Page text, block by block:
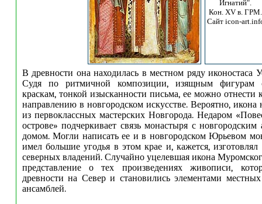
Игнатий".
Кон. XV в. ГРМ.
Сайт icon-
В древности она находилась в местном ряду иконостаса
Судя по ритмичной композиции, изящным фигурам
краскам, тонкой изысканности письма, ее можно отнести
направлению в новгородском искусстве. Вероятно, икона
из первоклассных мастерских Новгорода. Недаром
острове» подчеркивает связь монастыря с новгородским
домом. Могли написать ее и в новгородском Юрьевом
имел большие угодья в этом крае и, кажется,
северных владений. Случайно уцелевшая икона
представление о тех произведениях живописи,
древности на Север и становились элементами
ансамблей.